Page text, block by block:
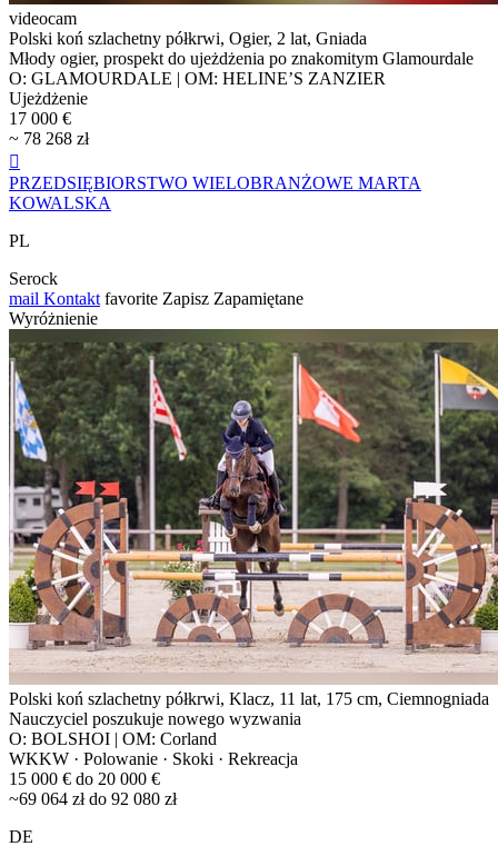
videocam
Polski koń szlachetny półkrwi, Ogier, 2 lat, Gniada
Młody ogier, prospekt do ujeżdżenia po znakomitym Glamourdale
O: GLAMOURDALE | OM: HELINE’S ZANZIER
Ujeżdżenie
17 000 €
~ 78 268 zł

PRZEDSIĘBIORSTWO WIELOBRANŻOWE MARTA
KOWALSKA
PL
Serock
mail Kontakt favorite Zapisz Zapamiętane
Wyróżnienie
Polski koń szlachetny półkrwi, Klacz, 11 lat, 175 cm, Ciemnogniada
Nauczyciel poszukuje nowego wyzwania
O: BOLSHOI | OM: Corland
WKKW · Polowanie · Skoki · Rekreacja
15 000 € do 20 000 €
~69 064 zł do 92 080 zł
DE